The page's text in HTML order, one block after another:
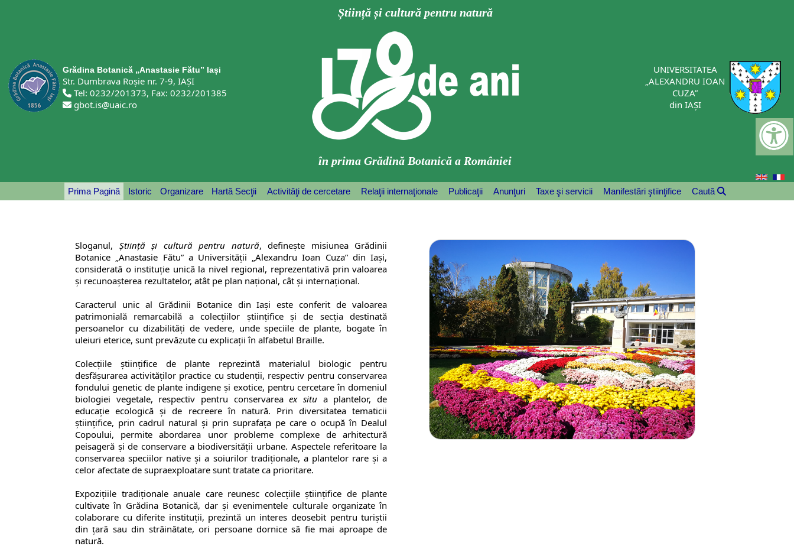
Grădina Botanică „Anastasie Fătu” Iași
Str. Dumbrava Roșie nr. 7-9, IAȘI
Tel: 0232/201373, Fax: 0232/201385
gbot.is@uaic.ro
Știință și cultură pentru natură
în prima Grădină Botanică a României
UNIVERSITATEA
„ALEXANDRU IOAN
CUZA”
din IAŞI
Prima Pagină Istoric Organizare Hartă Secţii Activităţi de cercetare Relaţii internaţionale Publicaţii Anunţuri Taxe şi servicii Manifestări ştiinţifice Caută
Sloganul, Știință și cultură pentru natură, definește misiunea Grădinii
Botanice „Anastasie Fătu” a Universităţii „Alexandru Ioan Cuza” din Iaşi,
considerată o instituţie unică la nivel regional, reprezentativă prin valoarea
și recunoașterea rezultatelor, atât pe plan naţional, cât şi internaţional.
Caracterul unic al Grădinii Botanice din Iaşi este conferit de valoarea
patrimonială remarcabilă a colecţiilor ştiinţifice şi de secţia destinată
persoanelor cu dizabilități de vedere, unde speciile de plante, bogate în
uleiuri eterice, sunt prevăzute cu explicaţii în alfabetul Braille.
Colecţiile ştiinţifice de plante reprezintă materialul biologic pentru
desfăşurarea activităţilor practice cu studenţii, respectiv pentru conservarea
fondului genetic de plante indigene şi exotice, pentru cercetare în domeniul
biologiei vegetale, respectiv pentru conservareaex situ a plantelor, de
educaţie ecologică şi de recreere în natură. Prin diversitatea tematicii
științifice, prin cadrul natural şi prin suprafaţa pe care o ocupă în Dealul
Copoului, permite abordarea unor probleme complexe de arhitectură
peisageră şi de conservare a biodiversităţii urbane. Aspectele referitoare la
conservarea speciilor native și a soiurilor tradiționale, a plantelor rare și a
celor afectate de supraexploatare sunt tratate ca prioritare.
Expozițiile tradiționale anuale care reunesc colecţiile ştiinţifice de plante
cultivate în Grădina Botanică, dar şi evenimentele culturale organizate în
colaborare cu diferite instituţii, prezintă un interes deosebit pentru turiştii
din țară sau din străinătate, ori persoane dornice să fie mai aproape de
natură.